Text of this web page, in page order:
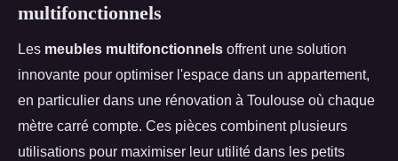
multifonctionnels
Les meubles multifonctionnels offrent une solution
innovante pour optimiser l'espace dans un appartement,
en particulier dans une rénovation à Toulouse où chaque
mètre carré compte. Ces pièces combinent plusieurs
utilisations pour maximiser leur utilité dans les petits